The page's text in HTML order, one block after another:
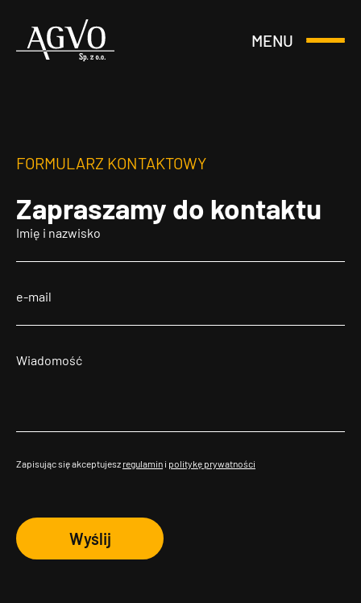
Header
MENU
Otwórz
FORMULARZ KONTAKTOWY
Zapraszamy do kontaktu
Zapisując się akceptujesz regulamin i politykę prywatności
Wyślij